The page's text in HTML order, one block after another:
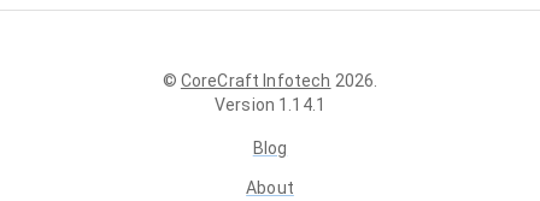
© CoreCraft Infotech 2026
Version 1.14.1
Blog
About